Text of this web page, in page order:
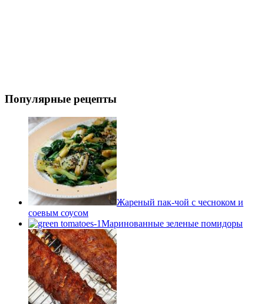
Популярные рецепты
Жареный пак-чой с чесноком и
соевым соусом
Маринованные зеленые помидоры